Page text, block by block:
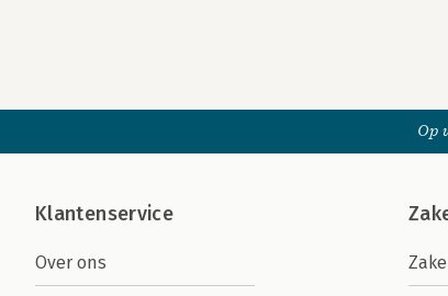
Op
Klantenservice
Over ons